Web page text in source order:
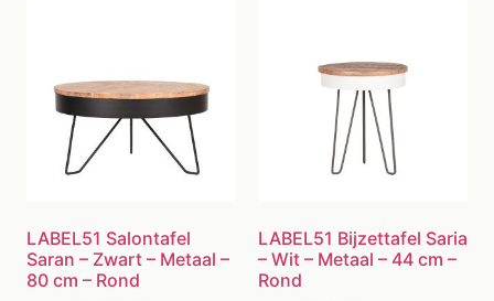
LABEL51 Salontafel
Saran – Zwart – Metaal –
80 cm – Rond
LABEL51 Bijzettafel Saria
– Wit – Metaal – 44 cm –
Rond